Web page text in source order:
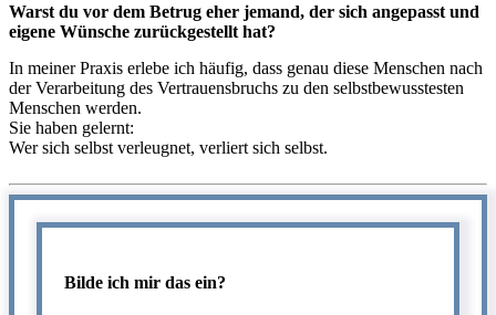
Warst du vor dem Betrug eher jemand, der sich angepasst und
eigene Wünsche zurückgestellt hat?
In meiner Praxis erlebe ich häufig, dass genau diese Menschen nach
der Verarbeitung des Vertrauensbruchs zu den selbstbewusstesten
Menschen werden.
Sie haben gelernt:
Wer sich selbst verleugnet, verliert sich selbst.
Bilde ich mir das ein?